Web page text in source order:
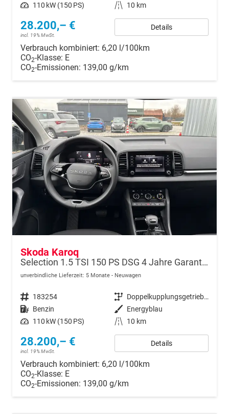
Leistung 110 kW (150 PS) Kilometerstand 10 km
28.200,– €
incl. 19% MwSt.
Details
Verbrauch kombiniert: 6,20 l/100km
CO2-Klasse: E
CO2-Emissionen: 139,00 g/km
Skoda Karoq
Selection 1.5 TSI 150 PS DSG 4 Jahre Garantie-Keyless Start-AppleCarPlay-AndroidAuto-Sunset-Tempomat-2-Zonen-Klima-16''Alu
unverbindliche Lieferzeit: 5 Monate Neuwagen
Fahrzeugnr. 183254 Getriebe
Doppelkupplungsgetriebe (DSG)
Kraftstoff Benzin Außenfarbe Energyblau
Leistung 110 kW (150 PS) Kilometerstand 10 km
28.200,– €
incl. 19% MwSt.
Details
Verbrauch kombiniert: 6,20 l/100km
CO2-Klasse: E
CO2-Emissionen: 139,00 g/km